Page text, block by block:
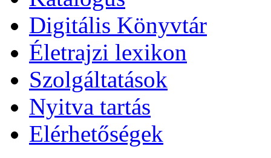
Digitális Könyvtár
Életrajzi lexikon
Szolgáltatások
Nyitva tartás
Elérhetőségek